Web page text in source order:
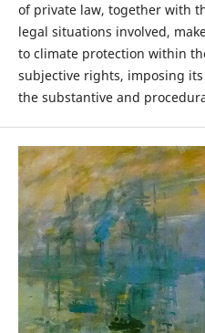
of private law, together with
legal situations involved,
to climate protection within
subjective rights, imposing
the substantive and